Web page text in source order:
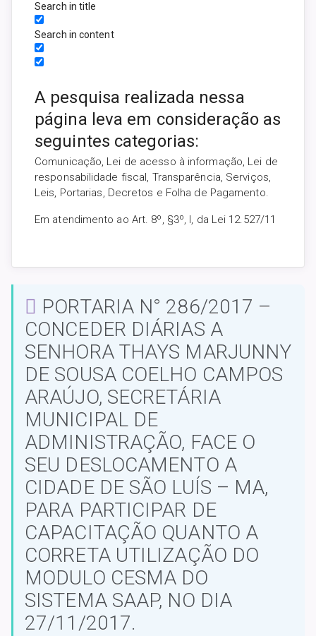
Search in title
Search in content
A pesquisa realizada nessa
página leva em consideração as
seguintes categorias:
Comunicação, Lei de acesso à informação, Lei de
responsabilidade fiscal, Transparência, Serviços,
Leis, Portarias, Decretos e Folha de Pagamento.
Em atendimento ao Art. 8º, §3º, I, da Lei 12.527/11
PORTARIA N° 286/2017 –
CONCEDER DIÁRIAS A
SENHORA THAYS MARJUNNY
DE SOUSA COELHO CAMPOS
ARAÚJO, SECRETÁRIA
MUNICIPAL DE
ADMINISTRAÇÃO, FACE O
SEU DESLOCAMENTO A
CIDADE DE SÃO LUÍS – MA,
PARA PARTICIPAR DE
CAPACITAÇÃO QUANTO A
CORRETA UTILIZAÇÃO DO
MODULO CESMA DO
SISTEMA SAAP, NO DIA
27/11/2017.